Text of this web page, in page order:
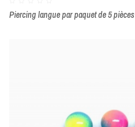
Piercing langue par paquet de 5 pièces